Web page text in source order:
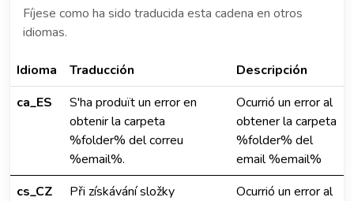
Fíjese como ha sido traducida esta cadena en otros
idiomas.
Idioma Traducción
Descripción
ca_ES
S'ha produït un error en
obtenir la carpeta
%folder% del correu
%email%.
Ocurrió un error al
obtener la carpeta
%folder% del
email %email%
cs_CZ
Při získávání složky
Ocurrió un error al